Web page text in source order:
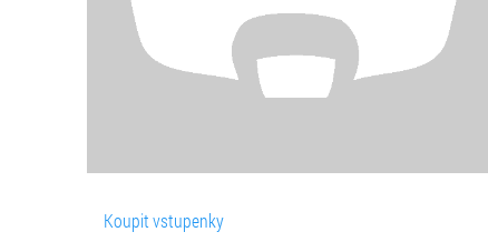
Koupit vstupenky